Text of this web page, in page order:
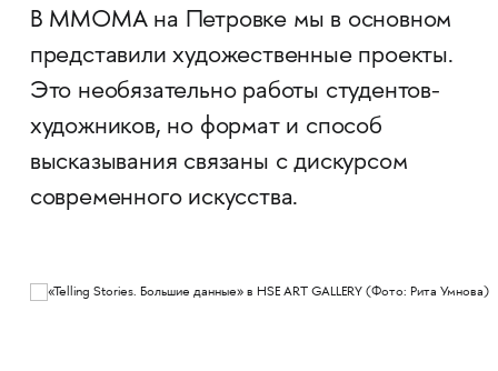
В ММОМА на Петровке мы в основном
представили художественные проекты.
Это необязательно работы студентов-
художников, но формат и способ
высказывания связаны с дискурсом
современного искусства.